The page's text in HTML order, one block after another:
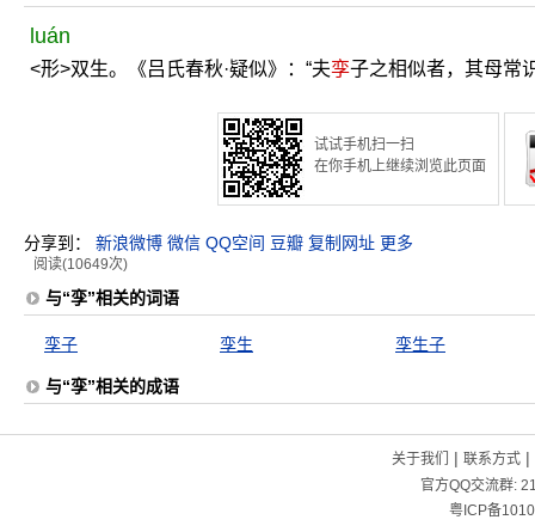
luán
<形>双生。《吕氏春秋·疑似》：“夫孪子之相似者，其母常
试试手机扫一扫
在你手机上继续浏览此页面
分享到： 新浪微博 微信 QQ空间 豆瓣 复制网址 更多
阅读(10649次)
与“孪”相关的词语
孪子 孪生 孪生子
与“孪”相关的成语
关于我们 | 联系方式|
官方QQ交流群:
粤ICP备